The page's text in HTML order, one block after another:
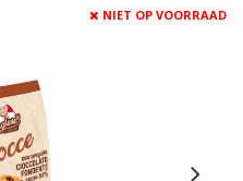
NIET OP VOORRAAD